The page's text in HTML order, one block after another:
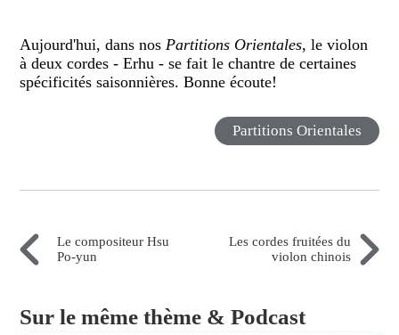
Aujourd'hui, dans nosPartitions Orientales, le violon
à deux cordes - Erhu - se fait le chantre de certaines
spécificités saisonnières. Bonne écoute!
Partitions Orientales
Le compositeur Hsu
Po-yun
Les cordes fruitées du
violon chinois
Sur le même thème & Podcast